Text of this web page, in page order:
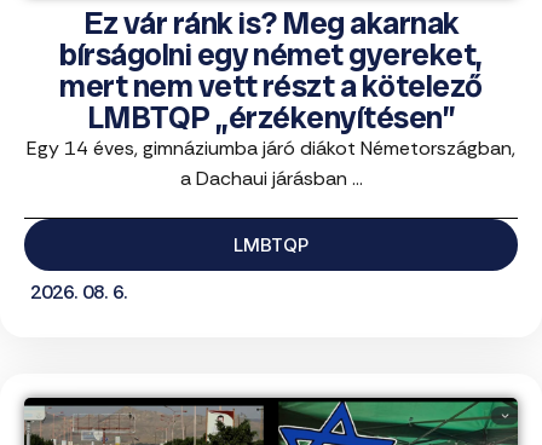
Ez vár ránk is? Meg akarnak
bírságolni egy német gyereket,
mert nem vett részt a kötelező
LMBTQP „érzékenyítésen”
Egy 14 éves, gimnáziumba járó diákot Németországban,
a Dachaui járásban ...
LMBTQP
2026. 08. 6.